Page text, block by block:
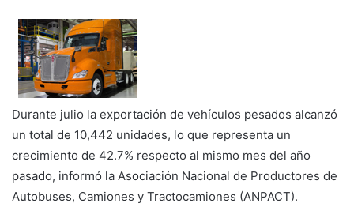
Durante julio la exportación de vehículos pesados alcanzó
un total de 10,442 unidades, lo que representa un
crecimiento de 42.7% respecto al mismo mes del año
pasado, informó la Asociación Nacional de Productores de
Autobuses, Camiones y Tractocamiones (ANPACT).